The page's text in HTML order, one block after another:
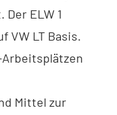
ELW 1
VW LT Basis.
Arbeitsplätzen
Mittel zur